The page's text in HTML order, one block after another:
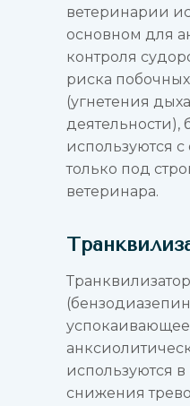
ветеринарии
основном для
контроля
риска
(угнетения
деятельности),
используются
только под
ветеринара.
используются
снижения